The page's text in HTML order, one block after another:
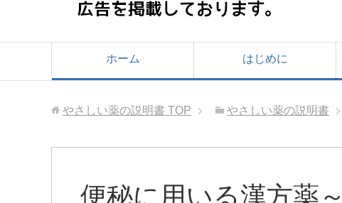
ホーム はじめに
やさしい薬の説明書 TOP やさしい薬の説明書
便秘に用いる漢方薬